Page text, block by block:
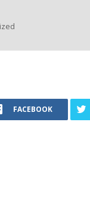
FACEBOOK